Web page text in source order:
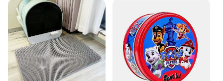
Usage and Purpose: Ideal for securing rugs and
mats for cats
Shape or Size: Compact 30 mm diameter for easy
handling
Quantity: Available in sets for wholesale and retail
purchase
Features: